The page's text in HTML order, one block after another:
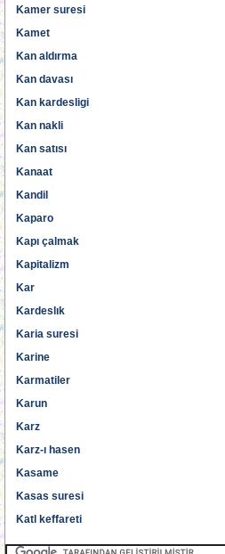
Kamer suresi
Kamet
Kan aldırma
Kan davası
Kan kardesligi
Kan nakli
Kan satısı
Kanaat
Kandil
Kaparo
Kapı çalmak
Kapitalizm
Kar
Kardeslık
Karia suresi
Karine
Karmatiler
Karun
Karz
Karz-ı hasen
Kasame
Kasas suresi
Katl keffareti